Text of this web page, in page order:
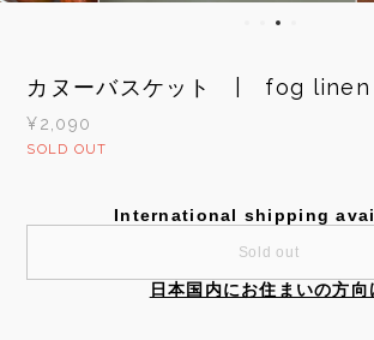
カヌーバスケット | fog
¥2,090
SOLD OUT
International shipping
Sold out
日本国内にお住まいの方向